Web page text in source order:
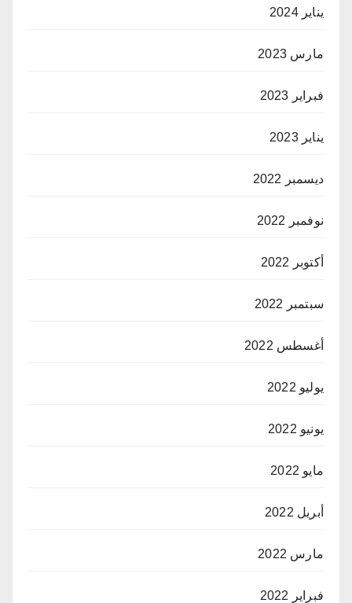
يناير 2024
مارس 2023
فبراير 2023
يناير 2023
ديسمبر 2022
نوفمبر 2022
أكتوبر 2022
سبتمبر 2022
أغسطس 2022
يوليو 2022
يونيو 2022
مايو 2022
أبريل 2022
مارس 2022
فبراير 2022